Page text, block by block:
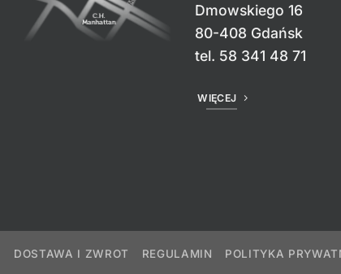
Dmowskiego 16
80-408 Gdańsk
tel. 58 341 48 71
WIĘCEJ
DOSTAWA I ZWROT REGULAMIN POLITYKA